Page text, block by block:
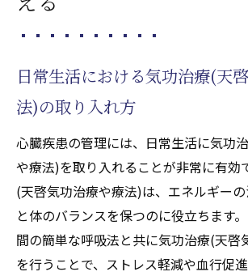
日常生活における気功治療(天
法)の取り入れ方
心臓疾患の管理には、日常生活に気功
や療法)を取り入れることが非常に有効
(天啓気功治療や療法)は、エネルギー
と体のバランスを保つのに役立ちます
間の簡単な呼吸法と共に気功治療(天啓
を行うことで、ストレス軽減や血行促